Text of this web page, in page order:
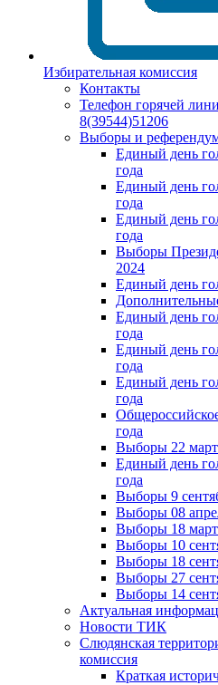
Избирательная комиссия
Контакты
Телефон горячей
8(39544)51206
Выборы и
Единый день
года
Единый день
года
Единый день
года
Выборы
2024
Единый день
Единый день
года
Единый день
года
Единый день
года
года
Выборы 22
Единый день
года
Выборы 9
Выборы 08
Выборы 18
Выборы 10
Выборы 18
Выборы 27
Выборы 14
Актуальная
Новости ТИК
Слюдянская
комиссия
Краткая